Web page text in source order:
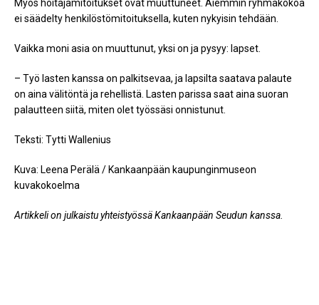
Myös hoitajamitoitukset ovat muuttuneet. Aiemmin ryhmäkokoa
ei säädelty henkilöstömitoituksella, kuten nykyisin tehdään.
Vaikka moni asia on muuttunut, yksi on ja pysyy: lapset.
– Työ lasten kanssa on palkitsevaa, ja lapsilta saatava palaute
on aina välitöntä ja rehellistä. Lasten parissa saat aina suoran
palautteen siitä, miten olet työssäsi onnistunut.
Teksti: Tytti Wallenius
Kuva: Leena Perälä / Kankaanpään kaupunginmuseon
kuvakokoelma
Artikkeli on julkaistu yhteistyössä Kankaanpään Seudun kanssa.